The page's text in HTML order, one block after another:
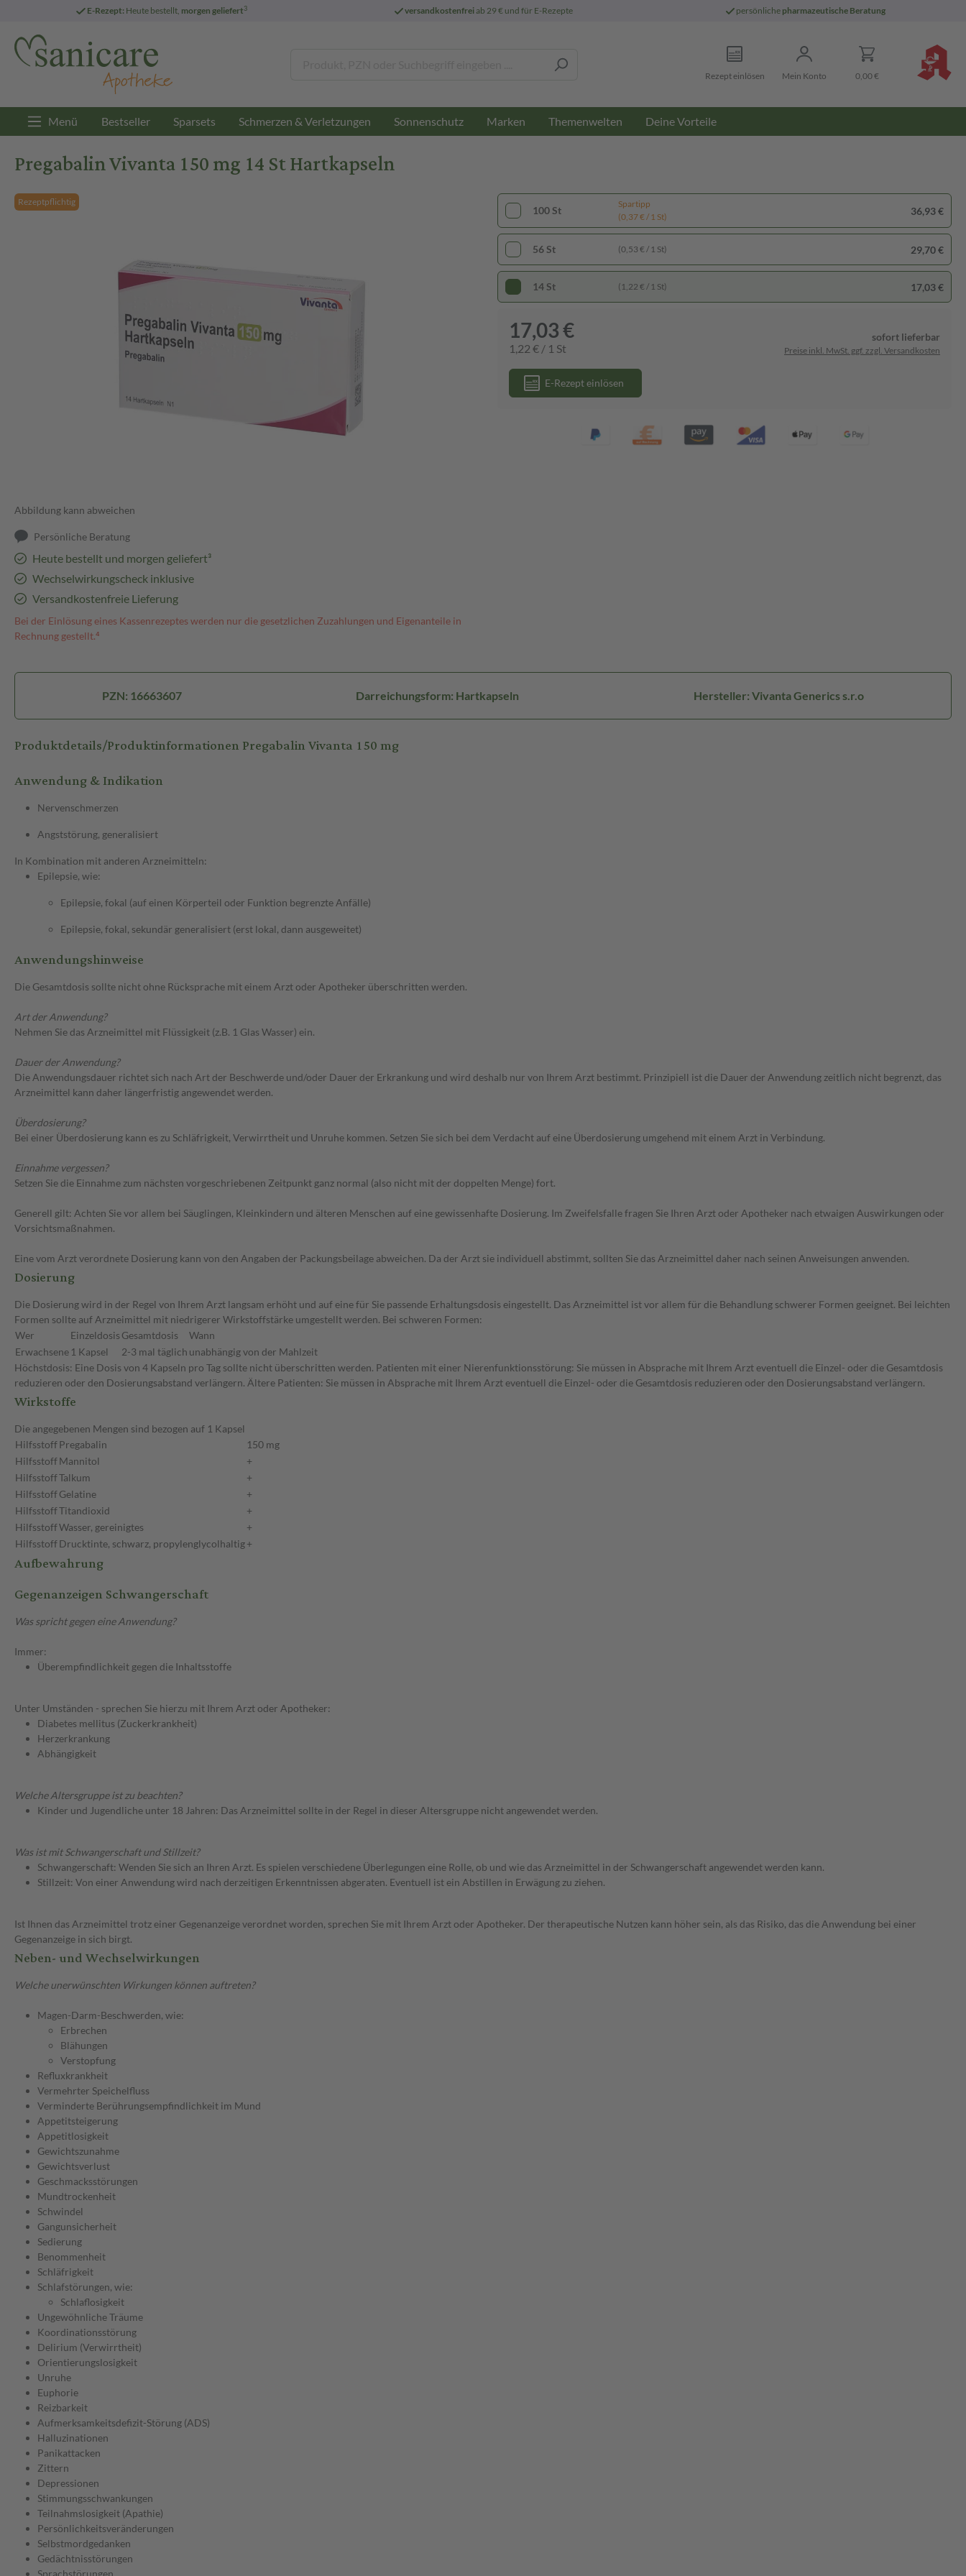
E-Rezept: Heute bestellt, morgen geliefert3 versandkostenfreiab 29 € und für E-Rezepte persönliche pharmazeutische Beratung
Rezept einlösen Mein Konto 0,00 €
Menü Bestseller Sparsets Schmerzen & Verletzungen Sonnenschutz Marken Themenwelten Deine Vorteile
Pregabalin Vivanta 150 mg 14 St Hartkapseln
Rezeptpflichtig
Abbildung kann abweichen
Persönliche Beratung
Heute bestellt und morgen geliefert³
Wechselwirkungscheck inklusive
Versandkostenfreie Lieferung
Bei der Einlösung eines Kassenrezeptes werden nur die gesetzlichen Zuzahlungen und Eigenanteile in
Rechnung gestellt.⁴
100 St
Spartipp
(0,37 € / 1 St)
36,93 €
56 St (0,53 € / 1 St) 29,70 €
14 St (1,22 € / 1 St) 17,03 €
17,03 €
1,22 € / 1 St
sofort lieferbar
Preise inkl. MwSt. ggf. zzgl. Versandkosten
E-Rezept einlösen
PZN: 16663607 Darreichungsform: Hartkapseln Hersteller: Vivanta Generics s.r.o
Produktdetails/Produktinformationen Pregabalin Vivanta 150 mg
Anwendung & Indikation
Nervenschmerzen
Angststörung, generalisiert
In Kombination mit anderen Arzneimitteln:
Epilepsie, wie:
Epilepsie, fokal (auf einen Körperteil oder Funktion begrenzte Anfälle)
Epilepsie, fokal, sekundär generalisiert (erst lokal, dann ausgeweitet)
Anwendungshinweise
Die Gesamtdosis sollte nicht ohne Rücksprache mit einem Arzt oder Apotheker überschritten werden.
Art der Anwendung?
Nehmen Sie das Arzneimittel mit Flüssigkeit (z.B. 1 Glas Wasser) ein.
Dauer der Anwendung?
Die Anwendungsdauer richtet sich nach Art der Beschwerde und/oder Dauer der Erkrankung und wird deshalb nur von Ihrem Arzt bestimmt. Prinzipiell ist die Dauer der Anwendung zeitlich nicht begrenzt, das
Arzneimittel kann daher längerfristig angewendet werden.
Überdosierung?
Bei einer Überdosierung kann es zu Schläfrigkeit, Verwirrtheit und Unruhe kommen. Setzen Sie sich bei dem Verdacht auf eine Überdosierung umgehend mit einem Arzt in Verbindung.
Einnahme vergessen?
Setzen Sie die Einnahme zum nächsten vorgeschriebenen Zeitpunkt ganz normal (also nicht mit der doppelten Menge) fort.
Generell gilt: Achten Sie vor allem bei Säuglingen, Kleinkindern und älteren Menschen auf eine gewissenhafte Dosierung. Im Zweifelsfalle fragen Sie Ihren Arzt oder Apotheker nach etwaigen Auswirkungen oder
Vorsichtsmaßnahmen.
Eine vom Arzt verordnete Dosierung kann von den Angaben der Packungsbeilage abweichen. Da der Arzt sie individuell abstimmt, sollten Sie das Arzneimittel daher nach seinen Anweisungen anwenden.
Dosierung
Die Dosierung wird in der Regel von Ihrem Arzt langsam erhöht und auf eine für Sie passende Erhaltungsdosis eingestellt. Das Arzneimittel ist vor allem für die Behandlung schwerer Formen geeignet. Bei leichten
Formen sollte auf Arzneimittel mit niedrigerer Wirkstoffstärke umgestellt werden. Bei schweren Formen:
Wer
Einzeldosis Gesamtdosis
Wann
Erwachsene 1 Kapsel 2-3 mal täglich unabhängig von der Mahlzeit
Höchstdosis: Eine Dosis von 4 Kapseln pro Tag sollte nicht überschritten werden. Patienten mit einer Nierenfunktionsstörung: Sie müssen in Absprache mit Ihrem Arzt eventuell die Einzel- oder die Gesamtdosis
reduzieren oder den Dosierungsabstand verlängern. Ältere Patienten: Sie müssen in Absprache mit Ihrem Arzt eventuell die Einzel- oder die Gesamtdosis reduzieren oder den Dosierungsabstand verlängern.
Wirkstoffe
Die angegebenen Mengen sind bezogen auf 1 Kapsel
HilfsstoffPregabalin
150 mg
HilfsstoffMannitol
+
HilfsstoffTalkum
+
HilfsstoffGelatine
+
HilfsstoffTitandioxid
+
HilfsstoffWasser, gereinigtes
+
HilfsstoffDrucktinte, schwarz, propylenglycolhaltig+
Aufbewahrung
Gegenanzeigen Schwangerschaft
Was spricht gegen eine Anwendung?
Immer:
Überempfindlichkeit gegen die Inhaltsstoffe
Unter Umständen - sprechen Sie hierzu mit Ihrem Arzt oder Apotheker:
Diabetes mellitus (Zuckerkrankheit)
Herzerkrankung
Abhängigkeit
Welche Altersgruppe ist zu beachten?
Kinder und Jugendliche unter 18 Jahren: Das Arzneimittel sollte in der Regel in dieser Altersgruppe nicht angewendet werden.
Was ist mit Schwangerschaft und Stillzeit?
Schwangerschaft: Wenden Sie sich an Ihren Arzt. Es spielen verschiedene Überlegungen eine Rolle, ob und wie das Arzneimittel in der Schwangerschaft angewendet werden kann.
Stillzeit: Von einer Anwendung wird nach derzeitigen Erkenntnissen abgeraten. Eventuell ist ein Abstillen in Erwägung zu ziehen.
Ist Ihnen das Arzneimittel trotz einer Gegenanzeige verordnet worden, sprechen Sie mit Ihrem Arzt oder Apotheker. Der therapeutische Nutzen kann höher sein, als das Risiko, das die Anwendung bei einer
Gegenanzeige in sich birgt.
Neben- und Wechselwirkungen
Welche unerwünschten Wirkungen können auftreten?
Magen-Darm-Beschwerden, wie:
Erbrechen
Blähungen
Verstopfung
Refluxkrankheit
Vermehrter Speichelfluss
Verminderte Berührungsempfindlichkeit im Mund
Appetitsteigerung
Appetitlosigkeit
Gewichtszunahme
Gewichtsverlust
Geschmacksstörungen
Mundtrockenheit
Schwindel
Gangunsicherheit
Sedierung
Benommenheit
Schläfrigkeit
Schlafstörungen, wie:
Schlaflosigkeit
Ungewöhnliche Träume
Koordinationsstörung
Delirium (Verwirrtheit)
Orientierungslosigkeit
Unruhe
Euphorie
Reizbarkeit
Aufmerksamkeitsdefizit-Störung (ADS)
Halluzinationen
Panikattacken
Zittern
Depressionen
Stimmungsschwankungen
Teilnahmslosigkeit (Apathie)
Persönlichkeitsveränderungen
Selbstmordgedanken
Gedächtnisstörungen
Sprachstörungen